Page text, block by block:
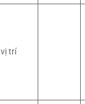
vị trí